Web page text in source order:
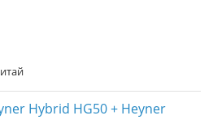
Hybrid HG50 + Heyner